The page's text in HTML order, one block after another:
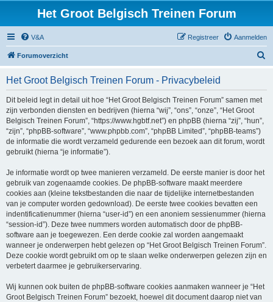
Het Groot Belgisch Treinen Forum
V&A Aanmelden
Registreer
Forumoverzicht
Het Groot Belgisch Treinen Forum - Privacybeleid
Dit beleid legt in detail uit hoe “Het Groot Belgisch Treinen Forum” samen met
zijn verbonden diensten en bedrijven (hierna “wij”, “ons”, “onze”, “Het Groot
Belgisch Treinen Forum”, “https://www.hgbtf.net”) en phpBB (hierna “zij”, “hun”,
“zijn”, “phpBB-software”, “www.phpbb.com”, “phpBB Limited”, “phpBB-teams”)
de informatie die wordt verzameld gedurende een bezoek aan dit forum, wordt
gebruikt (hierna “je informatie”).
Je informatie wordt op twee manieren verzameld. De eerste manier is door het
gebruik van zogenaamde cookies. De phpBB-software maakt meerdere
cookies aan (kleine tekstbestanden die naar de tijdelijke internetbestanden
van je computer worden gedownload). De eerste twee cookies bevatten een
indentificatienummer (hierna “user-id”) en een anoniem sessienummer (hierna
“session-id”). Deze twee nummers worden automatisch door de phpBB-
software aan je toegewezen. Een derde cookie zal worden aangemaakt
wanneer je onderwerpen hebt gelezen op “Het Groot Belgisch Treinen Forum”.
Deze cookie wordt gebruikt om op te slaan welke onderwerpen gelezen zijn en
verbetert daarmee je gebruikerservaring.
Wij kunnen ook buiten de phpBB-software cookies aanmaken wanneer je “Het
Groot Belgisch Treinen Forum” bezoekt, hoewel dit document daarop niet van